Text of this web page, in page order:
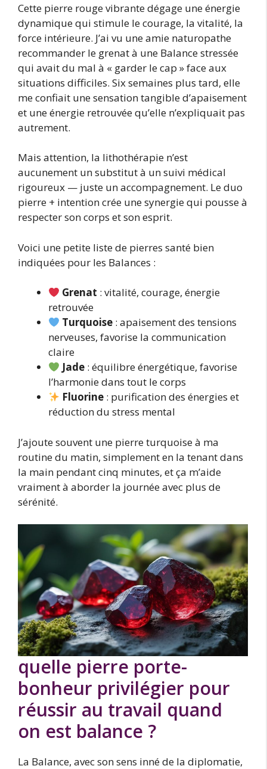
Cette pierre rouge vibrante dégage une énergie
dynamique qui stimule le courage, la vitalité, la
force intérieure. J’ai vu une amie naturopathe
recommander le grenat à une Balance stressée
qui avait du mal à « garder le cap » face aux
situations difficiles. Six semaines plus tard, elle
me confiait une sensation tangible d’apaisement
et une énergie retrouvée qu’elle n’expliquait pas
autrement.
Mais attention, la lithothérapie n’est
aucunement un substitut à un suivi médical
rigoureux — juste un accompagnement. Le duo
pierre + intention crée une synergie qui pousse à
respecter son corps et son esprit.
Voici une petite liste de pierres santé bien
indiquées pour les Balances :
Grenat : vitalité, courage, énergie
retrouvée
Turquoise : apaisement des tensions
nerveuses, favorise la communication
claire
Jade : équilibre énergétique, favorise
l’harmonie dans tout le corps
Fluorine : purification des énergies et
réduction du stress mental
J’ajoute souvent une pierre turquoise à ma
routine du matin, simplement en la tenant dans
la main pendant cinq minutes, et ça m’aide
vraiment à aborder la journée avec plus de
sérénité.
quelle pierre porte-
bonheur privilégier pour
réussir au travail quand
on est balance ?
La Balance, avec son sens inné de la diplomatie,